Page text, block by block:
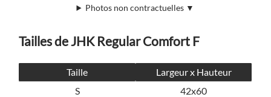
Photos non contractuelles ▼
Tailles de JHK Regular Comfort F
Taille
Largeur x Hauteur
S
42x60